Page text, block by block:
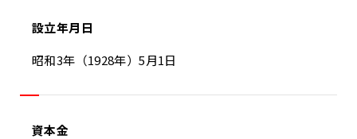
設立年月日
昭和3年（1928年）5月1日
資本金